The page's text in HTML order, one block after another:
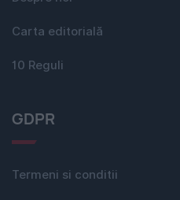
Carta editorială
10 Reguli
GDPR
Termeni si conditii